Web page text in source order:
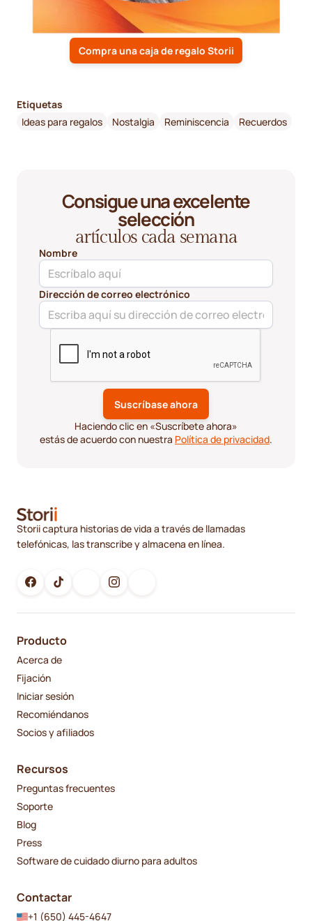
Compra una caja de regalo Storii
Etiquetas
Ideas para regalos
Nostalgia Reminiscencia Recuerdos
Consigue una excelente
selección
artículos cada semana
Nombre
Dirección de correo electrónico
Haciendo clic en «Suscríbete ahora»
estás de acuerdo con nuestra Política de privacidad.
Storii captura historias de vida a través de llamadas
telefónicas, las transcribe y almacena en línea.
Producto
Acerca de
Fijación
Iniciar sesión
Recomiéndanos
Socios y afiliados
Recursos
Preguntas frecuentes
Soporte
Blog
Press
Software de cuidado diurno para adultos
Contactar
+1 (650) 445-4647